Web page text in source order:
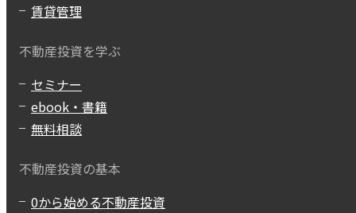
賃貸管理
不動産投資を学ぶ
セミナー
ebook・書籍
無料相談
不動産投資の基本
0から始める不動産投資